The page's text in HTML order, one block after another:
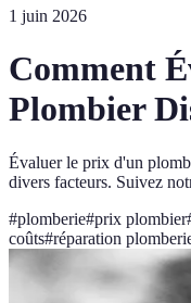
1 juin 2026
Comment
Plombier
Évaluer le prix d'un
divers facteurs. Suivez
#plomberie#prix plombier
coûts#réparation